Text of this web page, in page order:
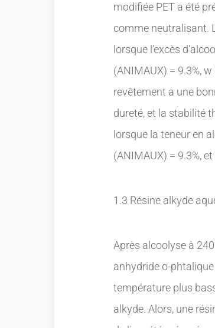
modifiée PET a été
comme neutralisant.
lorsque l'excès
(ANIMAUX) = 9.3%,
revêtement a une
dureté, et la stabilité
lorsque la teneur en
(ANIMAUX) = 9.3%,
1.3 Résine alkyde
Après alcoolyse à
anhydride o-
température plus
alkyde. Alors, une